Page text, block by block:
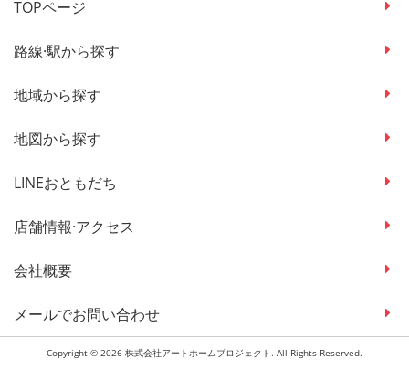
TOPページ
路線·駅から探す
地域から探す
地図から探す
LINEおともだち
店舗情報·アクセス
会社概要
メールでお問い合わせ
Copyright © 2026 株式会社アートホームプロジェクト. All Rights Reserved.